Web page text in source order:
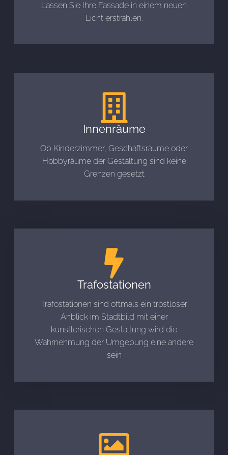
Lassen Sie Ihre Fassade in einem neuen
Licht erstrahlen.
Innenräume
Ob Kinderzimmer, Geschäftsräume oder
Hobbyräume der Gestaltung sind keine
Grenzen gesetzt
Trafostationen
Trafostationen sind oftmals ein trostloser
Anblick im Stadtbild mit einer
künstlerischen Gestaltung wird die
Wahrnehmung der Umgebung eine andere
sein